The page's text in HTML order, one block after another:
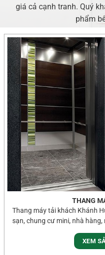
giá cả cạnh tranh. Quý
phẩm
THANG
Thang máy tải khách Khánh
sạn, chung cư mini, nhà
XEM